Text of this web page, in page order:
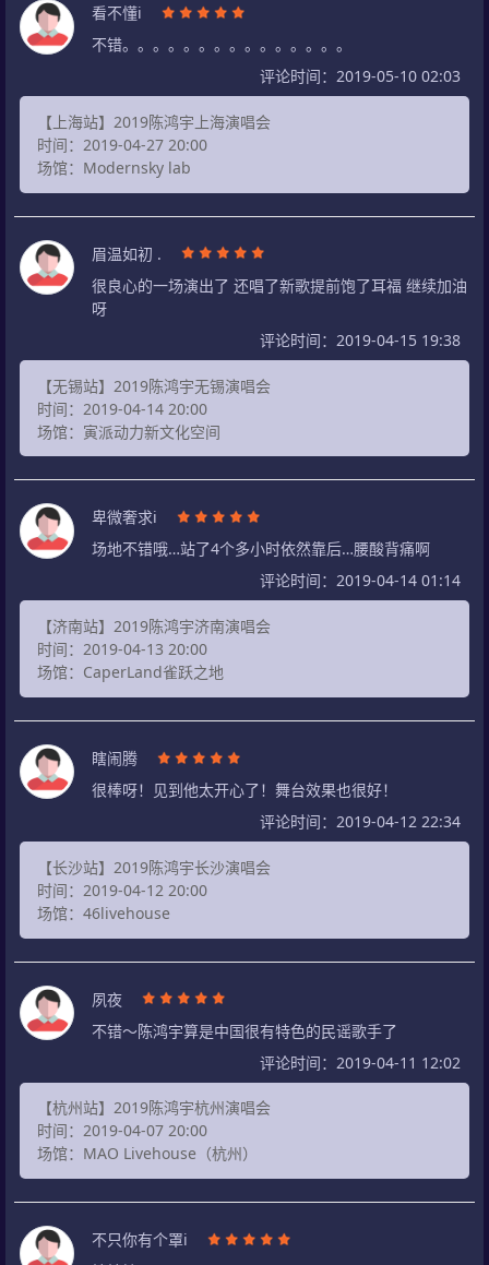
看不懂i
不错。。。。。。。。。。。。。。。
评论时间：2019-05-10 02:03
【上海站】2019陈鸿宇上海演唱会
时间：2019-04-27 20:00
场馆：Modernsky lab
眉温如初 .
很良心的一场演出了 还唱了新歌提前饱了耳福 继续加油
呀
评论时间：2019-04-15 19:38
【无锡站】2019陈鸿宇无锡演唱会
时间：2019-04-14 20:00
场馆：寅派动力新文化空间
卑微奢求i
场地不错哦…站了4个多小时依然靠后…腰酸背痛啊
评论时间：2019-04-14 01:14
【济南站】2019陈鸿宇济南演唱会
时间：2019-04-13 20:00
场馆：CaperLand雀跃之地
瞎闹腾
很棒呀！见到他太开心了！舞台效果也很好！
评论时间：2019-04-12 22:34
【长沙站】2019陈鸿宇长沙演唱会
时间：2019-04-12 20:00
场馆：46livehouse
夙夜
不错～陈鸿宇算是中国很有特色的民谣歌手了
评论时间：2019-04-11 12:02
【杭州站】2019陈鸿宇杭州演唱会
时间：2019-04-07 20:00
场馆：MAO Livehouse（杭州）
不只你有个罩i